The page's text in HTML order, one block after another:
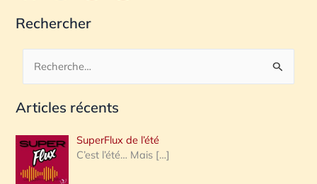
Rechercher
c
e
r
Articles récents
SuperFlux de l’été
C’est l’été… Mais […]